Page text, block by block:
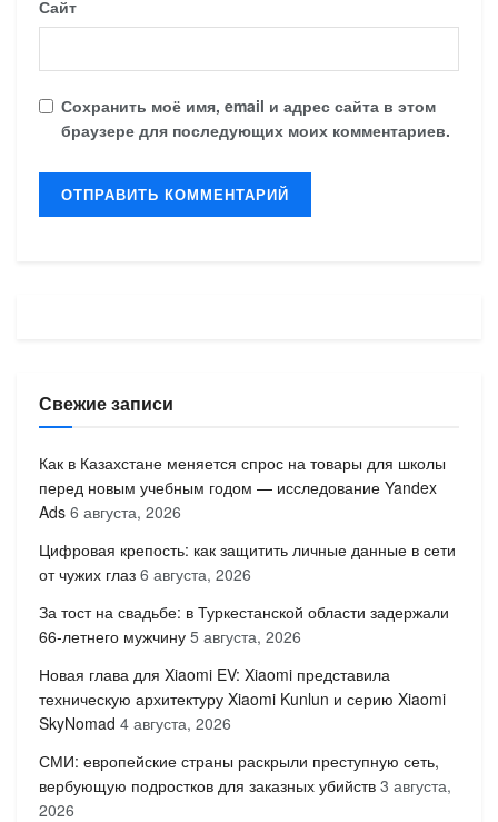
Сайт
Сохранить моё имя, email и адрес сайта в этом
браузере для последующих моих комментариев.
Свежие записи
Как в Казахстане меняется спрос на товары для школы
перед новым учебным годом — исследование Yandex
Ads 6 августа, 2026
Цифровая крепость: как защитить личные данные в сети
от чужих глаз 6 августа, 2026
За тост на свадьбе: в Туркестанской области задержали
66-летнего мужчину 5 августа, 2026
Новая глава для Xiaomi EV: Xiaomi представила
техническую архитектуру Xiaomi Kunlun и серию Xiaomi
SkyNomad 4 августа, 2026
СМИ: европейские страны раскрыли преступную сеть,
вербующую подростков для заказных убийств 3 августа,
2026